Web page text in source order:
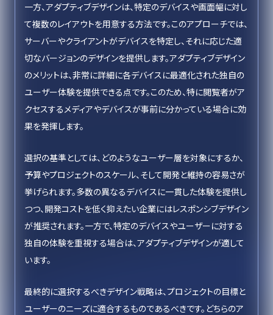
一方、アダプティブデザインは、特定のデバイスや画面幅に対し
て複数のレイアウトを用意する方法です。このアプローチでは、
サーバーやクライアントがデバイスを特定し、それに応じた適
切なバージョンのデザインを提供します。アダプティブデザイン
のメリットは、非常に詳細に各デバイスに最適化された独自の
ユーザー体験を提供できる点です。このため、特に閲覧者がア
クセスするメディアやデバイスが事前に分かっている場合に効
果を発揮します。
選択の基準としては、どのようなユーザー層を対象にするか、
予算やプロジェクトのスケール、そして開発と維持の容易さが
挙げられます。多数の異なるデバイスに一貫した体験を提供し
つつ、開発コストを低く抑えたい企業にはレスポンシブデザイン
が推奨されます。一方で、特定のデバイスやユーザーに対する
独自の体験を重視する場合は、アダプティブデザインが適して
います。
最終的に選択するべきデザイン戦略は、プロジェクトの目標と
ユーザーのニーズに適合するものであるべきです。どちらのア